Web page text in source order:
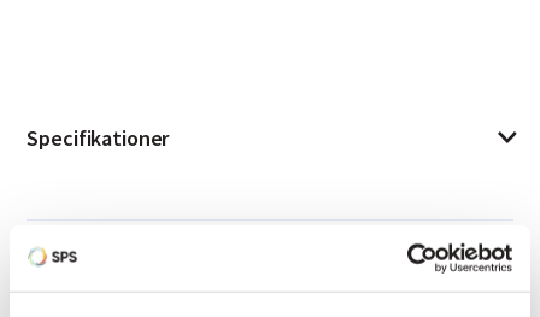
Specifikationer
Produktbeskrivelse